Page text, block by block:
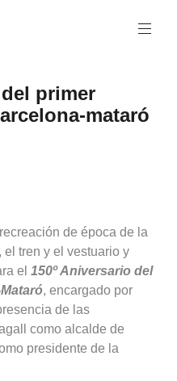
primer
mataró
de época de la
tren y el vestuario y
el150º Aniversario del
, encargado por
de las
como alcalde de
presidente de la